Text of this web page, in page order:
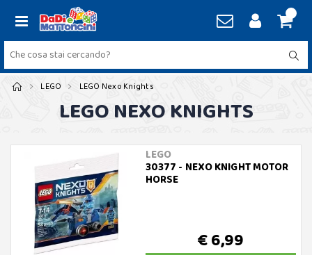
LEGO LEGO Nexo Knights
LEGO NEXO KNIGHTS
LEGO
30377 - NEXO KNIGHT MOTOR
HORSE
€ 6,99